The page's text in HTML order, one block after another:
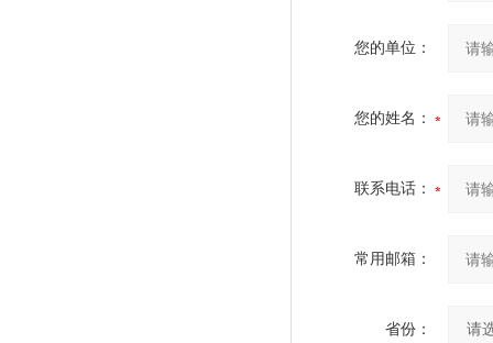
您的单位：
您的姓名：
联系电话：
常用邮箱：
省份：